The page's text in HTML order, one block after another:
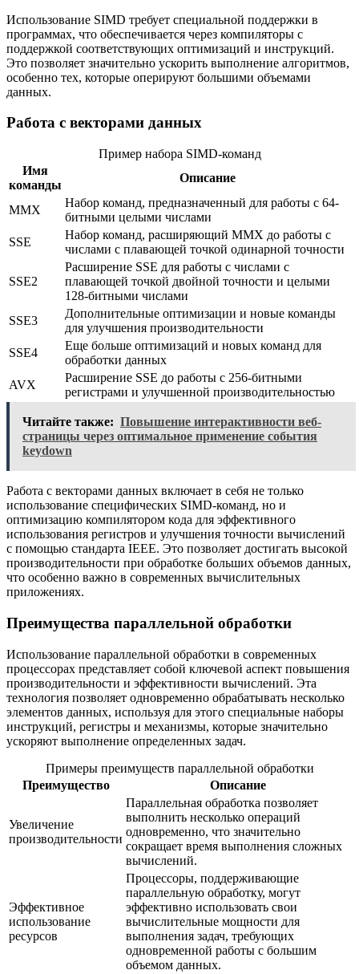
Использование SIMD требует специальной поддержки в
программах, что обеспечивается через компиляторы с
поддержкой соответствующих оптимизаций и инструкций.
Это позволяет значительно ускорить выполнение алгоритмов,
особенно тех, которые оперируют большими объемами
данных.
Работа с векторами данных
Пример набора SIMD-команд
Имя
команды
Описание
MMX
Набор команд, предназначенный для работы с 64-
битными целыми числами
SSE
Набор команд, расширяющий MMX до работы с
числами с плавающей точкой одинарной точности
SSE2
Расширение SSE для работы с числами с
плавающей точкой двойной точности и целыми
128-битными числами
SSE3
Дополнительные оптимизации и новые команды
для улучшения производительности
SSE4
Еще больше оптимизаций и новых команд для
обработки данных
AVX
Расширение SSE до работы с 256-битными
регистрами и улучшенной производительностью
Читайте также: Повышение интерактивности веб-
страницы через оптимальное применение события
keydown
Работа с векторами данных включает в себя не только
использование специфических SIMD-команд, но и
оптимизацию компилятором кода для эффективного
использования регистров и улучшения точности вычислений
с помощью стандарта IEEE. Это позволяет достигать высокой
производительности при обработке больших объемов данных,
что особенно важно в современных вычислительных
приложениях.
Преимущества параллельной обработки
Использование параллельной обработки в современных
процессорах представляет собой ключевой аспект повышения
производительности и эффективности вычислений. Эта
технология позволяет одновременно обрабатывать несколько
элементов данных, используя для этого специальные наборы
инструкций, регистры и механизмы, которые значительно
ускоряют выполнение определенных задач.
Примеры преимуществ параллельной обработки
Преимущество
Описание
Увеличение
производительности
Параллельная обработка позволяет
выполнить несколько операций
одновременно, что значительно
сокращает время выполнения сложных
вычислений.
Эффективное
использование
ресурсов
Процессоры, поддерживающие
параллельную обработку, могут
эффективно использовать свои
вычислительные мощности для
выполнения задач, требующих
одновременной работы с большим
объемом данных.